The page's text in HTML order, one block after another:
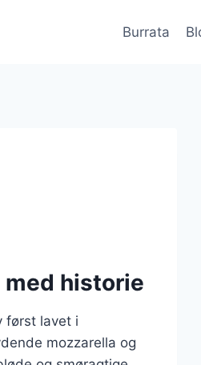
Burrata
historie
først lavet i
mozzarella og